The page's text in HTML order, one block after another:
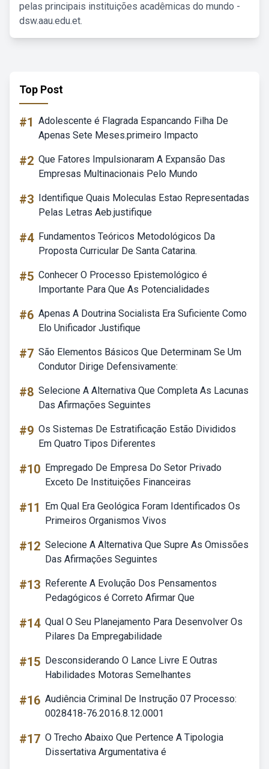
pelas principais instituições acadêmicas do mundo -
dsw.aau.edu.et.
Top Post
#1 Adolescente é Flagrada Espancando Filha De
Apenas Sete Meses.primeiro Impacto
#2 Que Fatores Impulsionaram A Expansão Das
Empresas Multinacionais Pelo Mundo
#3 Identifique Quais Moleculas Estao Representadas
Pelas Letras Aeb.justifique
#4 Fundamentos Teóricos Metodológicos Da
Proposta Curricular De Santa Catarina.
#5 Conhecer O Processo Epistemológico é
Importante Para Que As Potencialidades
#6 Apenas A Doutrina Socialista Era Suficiente Como
Elo Unificador Justifique
#7 São Elementos Básicos Que Determinam Se Um
Condutor Dirige Defensivamente:
#8 Selecione A Alternativa Que Completa As Lacunas
Das Afirmações Seguintes
#9 Os Sistemas De Estratificação Estão Divididos
Em Quatro Tipos Diferentes
#10 Empregado De Empresa Do Setor Privado
Exceto De Instituições Financeiras
#11
Em Qual Era Geológica Foram Identificados Os
Primeiros Organismos Vivos
#12 Selecione A Alternativa Que Supre As Omissões
Das Afirmações Seguintes
#13 Referente A Evolução Dos Pensamentos
Pedagógicos é Correto Afirmar Que
#14 Qual O Seu Planejamento Para Desenvolver Os
Pilares Da Empregabilidade
#15 Desconsiderando O Lance Livre E Outras
Habilidades Motoras Semelhantes
#16 Audiência Criminal De Instrução 07 Processo:
0028418-76.2016.8.12.0001
#17 O Trecho Abaixo Que Pertence A Tipologia
Dissertativa Argumentativa é